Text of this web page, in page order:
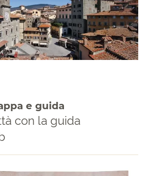
e guida
con la guida